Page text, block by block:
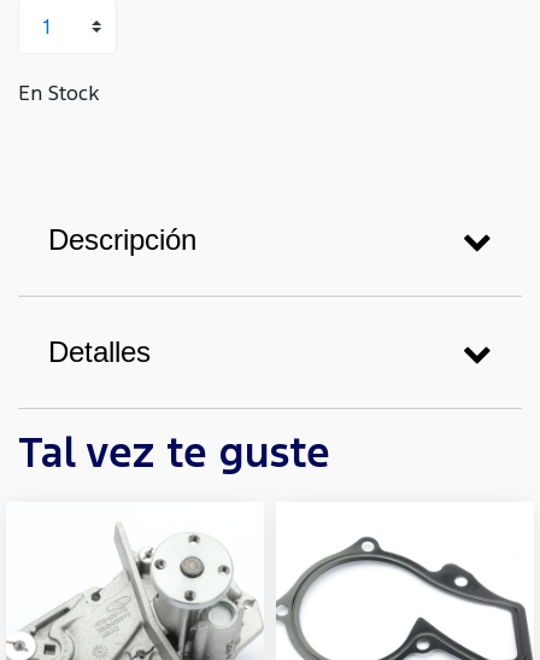
En Stock
Descripción
Detalles
Tal vez te guste